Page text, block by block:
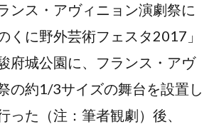
ンス・アヴィニョン演劇祭に
くに野外芸術フェスタ2017」
府城公園に、フランス・アヴ
の約1/3サイズの舞台を設置し
った（注：筆者観劇）後、